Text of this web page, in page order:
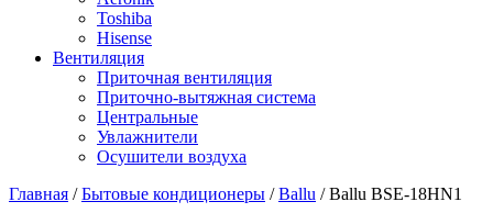
Toshiba
Hisense
Вентиляция
Приточная вентиляция
Приточно-вытяжная система
Центральные
Увлажнители
Осушители воздуха
Главная /Бытовые кондиционеры /Ballu / Ballu BSE-18HN1